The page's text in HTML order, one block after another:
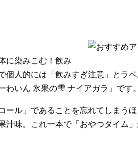
に染みこむ！飲み
個人的には「飲みすぎ注意」とラ
わいん 氷果の雫 ナイアガラ」です
ール」であることを忘れてしまう
汁味。これ一本で「おやつタイム